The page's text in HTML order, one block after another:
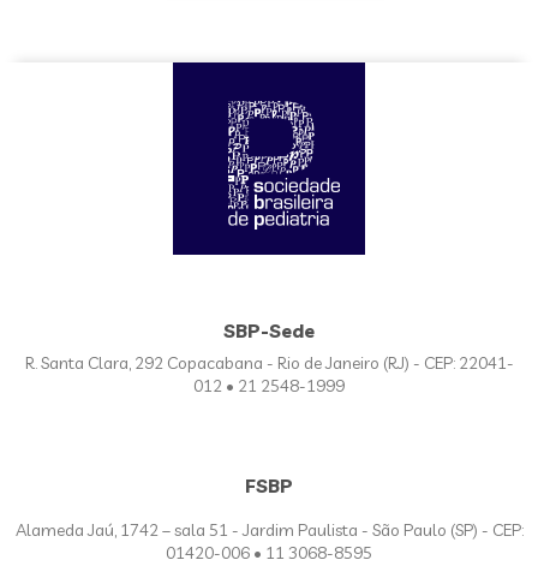
SBP-Sede
R. Santa Clara, 292 Copacabana - Rio de Janeiro (RJ) - CEP: 22041-
012 • 21 2548-1999
FSBP
Alameda Jaú, 1742 – sala 51 - Jardim Paulista - São Paulo (SP) - CEP:
01420-006 • 11 3068-8595